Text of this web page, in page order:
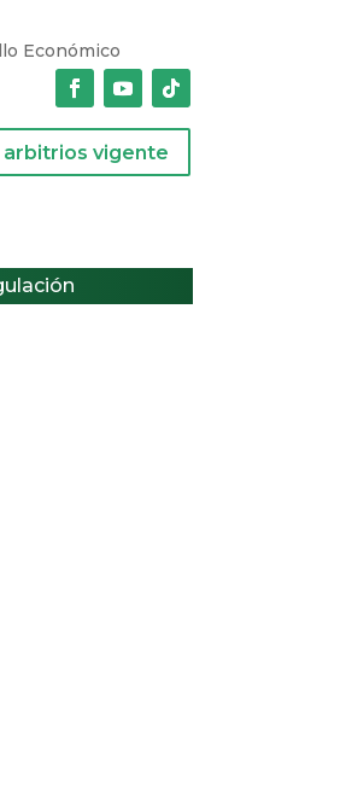
Económico
arbitrios vigente